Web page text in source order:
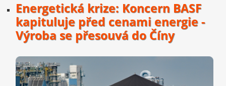
Energetická krize: Koncern BASF
kapituluje před cenami energie -
Výroba se přesouvá do Číny